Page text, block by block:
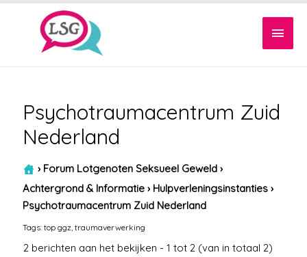
Psychotraumacentrum Zuid
Nederland
› Forum Lotgenoten Seksueel Geweld ›
Achtergrond & Informatie › Hulpverleningsinstanties ›
Psychotraumacentrum Zuid Nederland
Tags:top ggz ,traumaverwerking
2 berichten aan het bekijken - 1 tot 2 (van in totaal 2)